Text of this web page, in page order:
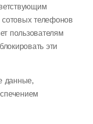
телефонов
пользователям
эти
данные,